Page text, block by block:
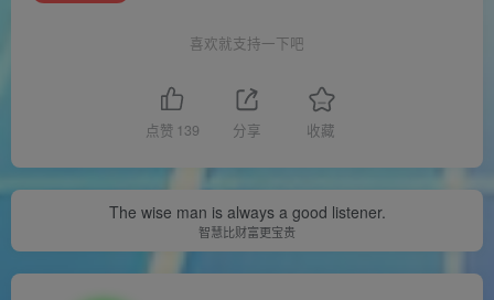
喜欢就支持一下吧
点赞 139 分享 收藏
The wise man is always a good listener.
智慧比财富更宝贵